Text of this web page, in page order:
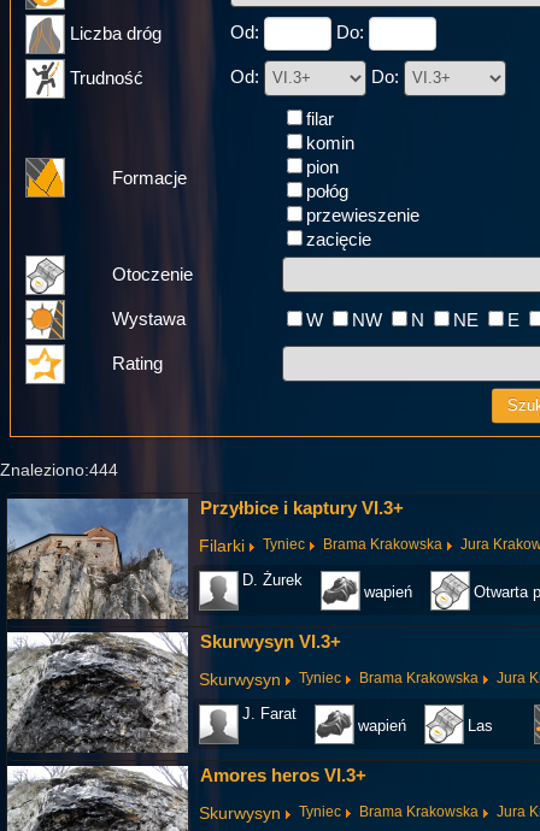
Liczba dróg Od: Do:
Trudność Od: Do:
Formacje
filar
komin
pion
połóg
przewieszenie
zacięcie
Otoczenie
Wystawa W NW N NE E
Rating
Znaleziono:444
Przyłbice i kaptury VI.3+
Filarki Tyniec Brama Krakowska Jura
D. Żurek
wapień Otwarta
Skurwysyn VI.3+
Skurwysyn Tyniec Brama Krakowska Jura
J. Farat
wapień Las
Amores heros VI.3+
Skurwysyn Tyniec Brama Krakowska Jura